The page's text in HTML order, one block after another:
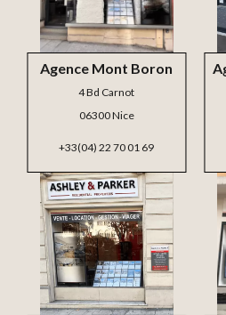
Agence Mont Boron
4 Bd Carnot
06300 Nice
+33(04) 22 70 01 69